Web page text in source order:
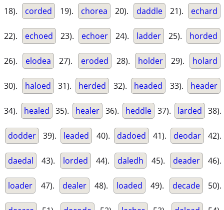
18). corded 19). chorea 20). daddle 21). echard
22). echoed 23). echoer 24). ladder 25). horded
26). elodea 27). eroded 28). holder 29). holard
30). haloed 31). herded 32). headed 33). header
34). healed 35). healer 36). heddle 37). larded 38).
dodder 39). leaded 40). dadoed 41). deodar 42).
daedal 43). lorded 44). daledh 45). deader 46).
loader 47). dealer 48). loaded 49). decade 50).